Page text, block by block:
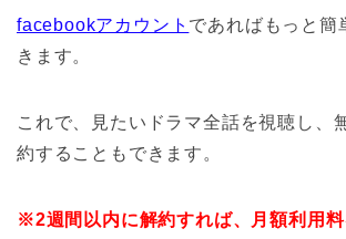
facebookアカウント であればもっと簡
きます。
これで、見たいドラマ全話を視聴し、
約することもできます。
※2週間以内に解約すれば、月額利用料